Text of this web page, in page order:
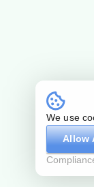
We use
Allow